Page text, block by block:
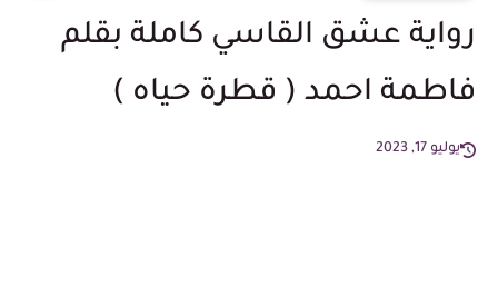
رواية عشق القاسي كاملة بقلم
فاطمة احمد ( قطرة حياه )
يوليو 17, 2023